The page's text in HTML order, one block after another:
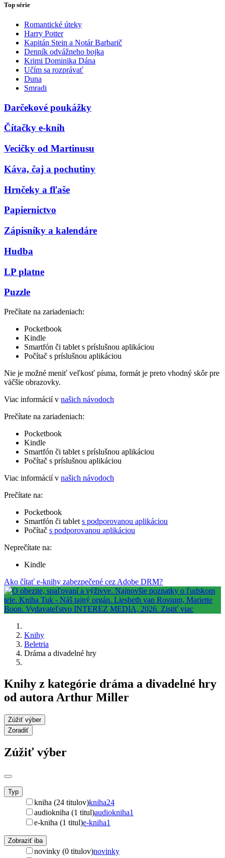
Top série
Romantické úteky
Harry Potter
Kapitán Stein a Notár Barbarič
Denník odvážneho bojka
Krimi Dominika Dána
Učím sa rozprávať
Duna
Smradi
Darčekové poukážky
Čítačky e-kníh
Vecičky od Martinusu
Káva, čaj a pochutiny
Hrnčeky a fľaše
Papiernictvo
Zápisníky a kalendáre
Hudba
LP platne
Puzzle
Prečítate na zariadeniach:
Pocketbook
Kindle
Smartfón či tablet s príslušnou aplikáciou
Počítač s príslušnou aplikáciou
Nie je možné meniť veľkosť písma, formát je preto vhodný skôr pre
väčšie obrazovky.
Viac informácií v našich návodoch
Prečítate na zariadeniach:
Pocketbook
Kindle
Smartfón či tablet s príslušnou aplikáciou
Počítač s príslušnou aplikáciou
Viac informácií v našich návodoch
Prečítate na:
Pocketbook
Smartfón či tablet s podporovanou aplikáciou
Počítač s podporovanou aplikáciou
Neprečítate na:
Kindle
Ako čítať e-knihy zabezpečené cez Adobe DRM?
Knihy
Beletria
Dráma a divadelné hry
Knihy z kategórie dráma a divadelné hry
od autora Arthur Miller
Zúžiť výber
Zoradiť
Zúžiť výber
Typ
kniha (24 titulov)kniha24
audiokniha (1 titul)audiokniha1
e-kniha (1 titul)e-kniha1
Zobraziť iba
novinky (0 titulov)novinky